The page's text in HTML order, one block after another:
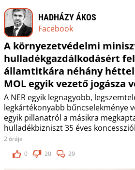
HADHÁZY ÁKOS
Facebook
A környezetvédelmi
hulladékgazdálkodásért
államtitkára néhány
MOL egyik vezető jogásza
A NER egyik legnagyobb,
legkártékonyabb bűncselekménye
egyik pillanatról a másikra
hulladékbizniszt 35 éves
2 órája
0
20 29